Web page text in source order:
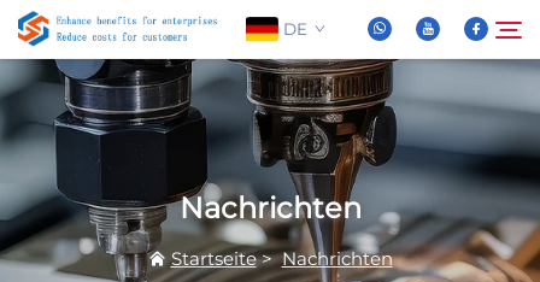
DE
Über Uns
Produkte
Suche
Nachrichten
Startseite>Nachrichten